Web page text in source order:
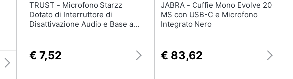
TRUST - Microfono Starzz
Dotato di Interruttore di
Disattivazione Audio e Base a
€ 7,52
JABRA - Cuffie Mono Evolve 20
MS con USB-C e Microfono
Integrato Nero
€ 83,62